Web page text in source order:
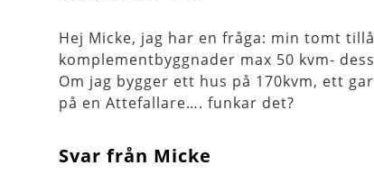
Hej Micke, jag har en fråga: min tomt
komplementbyggnader max 50 kvm-
Om jag bygger ett hus på 170kvm, ett
på en Attefallare…. funkar det?
Svar från Micke